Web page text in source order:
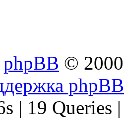
phpBB ©
phpBB
| 19 Queries